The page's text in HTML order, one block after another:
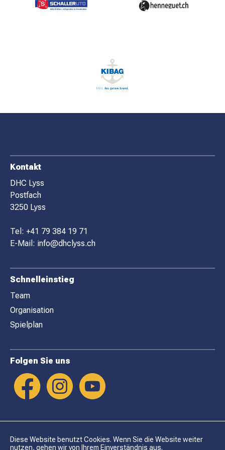
MATCHBESUCH
F
O
O
T
E
R
Kontakt
DHC Lyss
Postfach
3250 Lyss
Tel: +41 79 384 19 71
E-Mail: info@dhclyss.ch
Schnelleinstieg
Team
Organisation
Spielplan
Folgen Sie uns
Diese Website benutzt Cookies. Wenn Sie die Website weiter
nutzen, gehen wir von Ihrem Einverständnis aus.